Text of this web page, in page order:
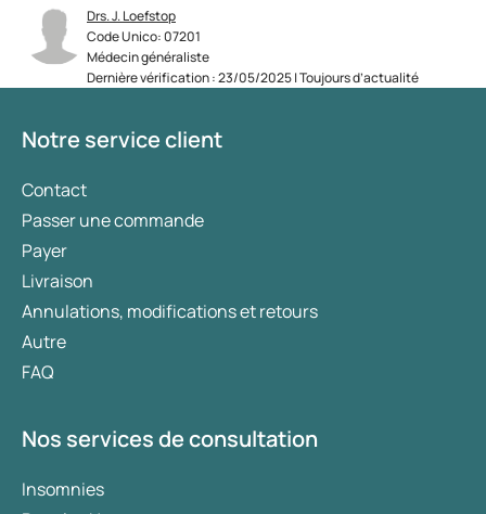
Drs. J. Loefstop
Code Unico: 07201
Médecin généraliste
Dernière vérification : 23/05/2025 | Toujours d’actualité
Notre service client
Contact
Passer une commande
Payer
Livraison
Annulations, modifications et retours
Autre
FAQ
Nos services de consultation
Insomnies